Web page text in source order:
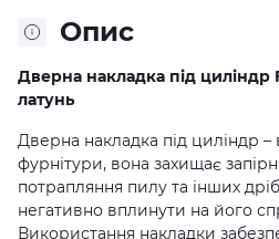
Опис
Дверна накладка під циліндр
латунь
Дверна накладка під циліндр
фурнітури, вона захищає
потрапляння пилу та інших
негативно вплинути на його
Використання накладки